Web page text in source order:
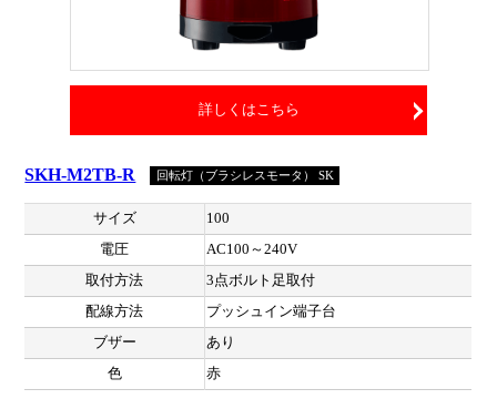
詳しくはこちら
SKH-M2TB-R 回転灯（ブラシレスモータ） SK
サイズ
100
電圧
AC100～240V
取付方法
3点ボルト足取付
配線方法
プッシュイン端子台
ブザー
あり
色
赤